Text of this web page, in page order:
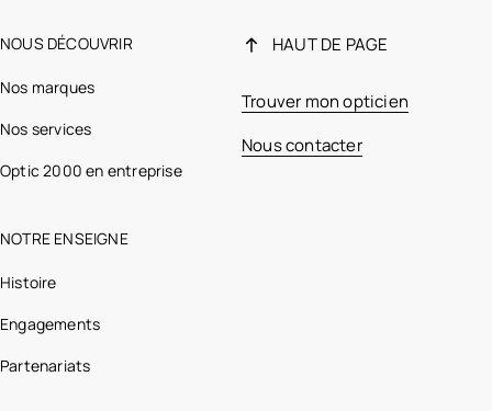
NOUS DÉCOUVRIR
Nos marques
Nos services
Optic 2000 en entreprise
NOTRE ENSEIGNE
Histoire
Engagements
Partenariats
HAUT DE PAGE
Trouver mon opticien
Nous contacter